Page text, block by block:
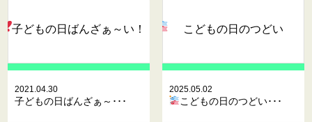
子どもの日ばんざぁ～い ！
2021.04.30
子どもの日ばんざぁ～･･･
こどもの日のつどい
2025.05.02
こどもの日のつどい･･･